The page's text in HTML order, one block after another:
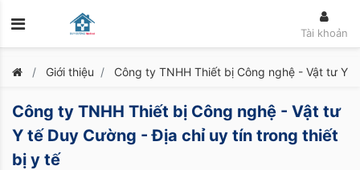
Tài khoản
Giới thiệu Công ty TNHH Thiết bị Công nghệ - Vật tư Y
Công ty TNHH Thiết bị Công nghệ - Vật tư
Y tế Duy Cường - Địa chỉ uy tín trong thiết
bị y tế